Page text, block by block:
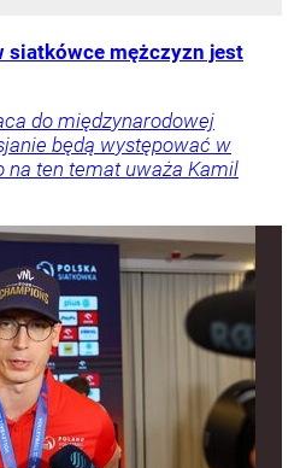
siatkówce mężczyzn jest
do międzynarodowej
będą występować w
na ten temat uważa Kamil